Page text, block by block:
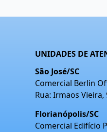
UNIDADES DE
São José/SC
Comercial Berlin
Rua: Irmaos Vieira,
Florianópolis/SC
Comercial Edifício